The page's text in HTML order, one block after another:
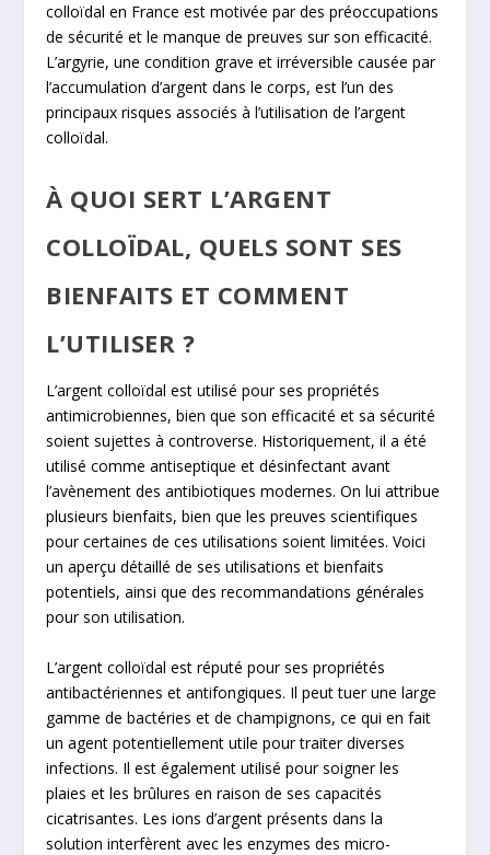
colloïdal en France est motivée par des préoccupations
de sécurité et le manque de preuves sur son efficacité.
L’argyrie, une condition grave et irréversible causée par
l’accumulation d’argent dans le corps, est l’un des
principaux risques associés à l’utilisation de l’argent
colloïdal.
À QUOI SERT L’ARGENT
COLLOÏDAL, QUELS SONT SES
BIENFAITS ET COMMENT
L’UTILISER ?
L’argent colloïdal est utilisé pour ses propriétés
antimicrobiennes, bien que son efficacité et sa sécurité
soient sujettes à controverse. Historiquement, il a été
utilisé comme antiseptique et désinfectant avant
l’avènement des antibiotiques modernes. On lui attribue
plusieurs bienfaits, bien que les preuves scientifiques
pour certaines de ces utilisations soient limitées. Voici
un aperçu détaillé de ses utilisations et bienfaits
potentiels, ainsi que des recommandations générales
pour son utilisation.
L’argent colloïdal est réputé pour ses propriétés
antibactériennes et antifongiques. Il peut tuer une large
gamme de bactéries et de champignons, ce qui en fait
un agent potentiellement utile pour traiter diverses
infections. Il est également utilisé pour soigner les
plaies et les brûlures en raison de ses capacités
cicatrisantes. Les ions d’argent présents dans la
solution interfèrent avec les enzymes des micro-